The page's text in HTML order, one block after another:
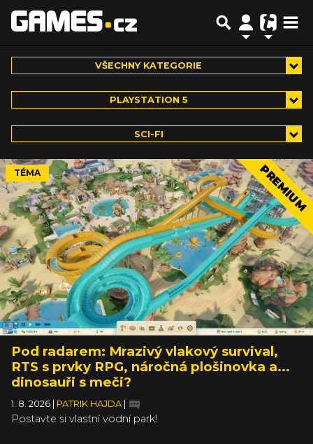
VŠECHNY KATEGORIE
PLAYSTATION 5
SCI-FI
TÉMA PREMIUM
Pod radarem: Mrazivý vlakový survival,
RTS s prvky RPG, náročná plošinovka a...
dinosauři s meči?
1. 8. 2026 PATRIK HAJDA
Postavte si vlastní vodní park!